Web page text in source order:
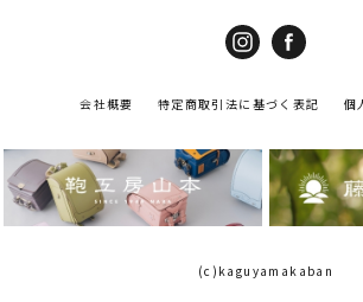
会社概要 特定商取引法に基づく表記 個
(c)kaguyamakaban